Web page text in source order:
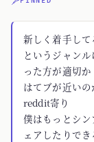
新しく着手し
というジャン
った方が適切か
はてブが近い
reddit寄り
僕はもっとシ
ェアしたりでき